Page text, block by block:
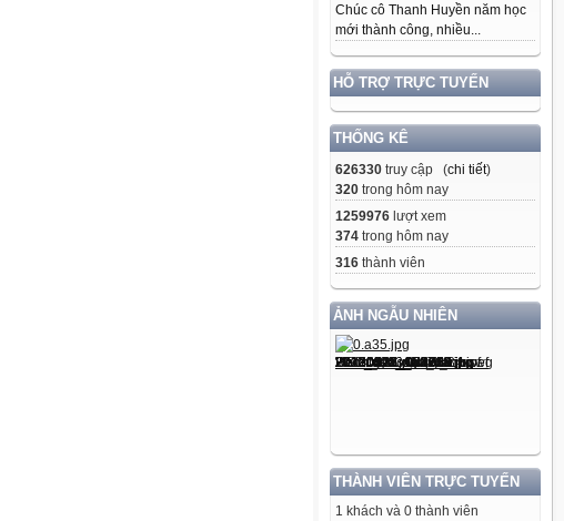
Chúc cô Thanh Huyền năm học
mới thành công, nhiều...
HỖ TRỢ TRỰC TUYẾN
THỐNG KÊ
626330 truy cập (chi tiết)
320 trong hôm nay
1259976 lượt xem
374 trong hôm nay
316 thành viên
ẢNH NGẪU NHIÊN
THÀNH VIÊN TRỰC TUYẾN
1 khách và 0 thành viên